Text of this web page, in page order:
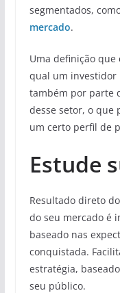
segmentados,
mercado.
Uma definição
qual um investidor
também por parte
desse setor, o que
um certo perfil de
Estude
Resultado direto
do seu mercado é
baseado nas
conquistada.
estratégia,
seu público.